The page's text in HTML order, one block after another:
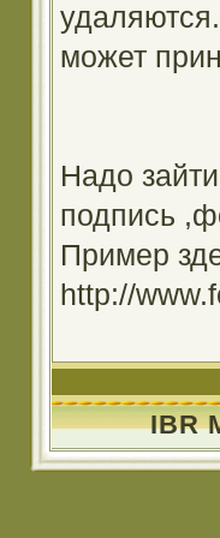
может
Надо
подпись
Пример
http://
IBR